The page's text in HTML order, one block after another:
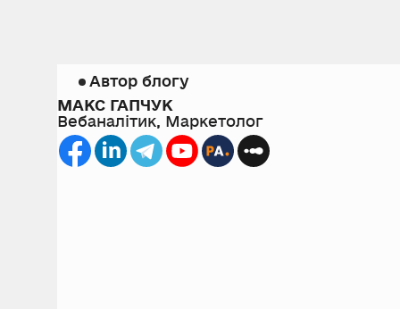
Автор блогу
МАКС ГАПЧУК
Вебаналітик, Маркетолог